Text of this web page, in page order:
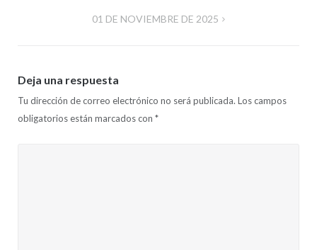
01 DE NOVIEMBRE DE 2025
Deja una respuesta
Tu dirección de correo electrónico no será publicada. Los campos
obligatorios están marcados con *